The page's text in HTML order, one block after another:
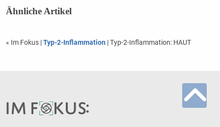
Ähnliche Artikel
« Im Fokus |Typ-2-Inflammation | Typ-2-Inflammation: HAUT